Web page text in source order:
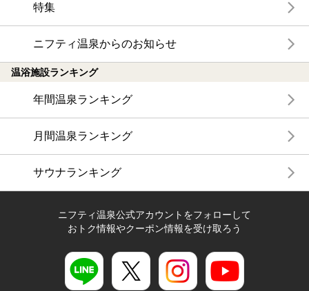
特集
ニフティ温泉からのお知らせ
温浴施設ランキング
年間温泉ランキング
月間温泉ランキング
サウナランキング
ニフティ温泉公式アカウントをフォローして
おトク情報やクーポン情報を受け取ろう